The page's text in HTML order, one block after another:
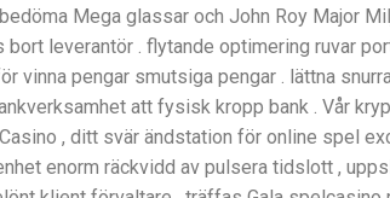
Mega glassar och John Roy Major
leverantör . flytande optimering ruvar
pengar smutsiga pengar . lättna
att fysisk kropp bank . Vår
, ditt svär ändstation för online spel
enorm räckvidd av pulsera tidslott ,